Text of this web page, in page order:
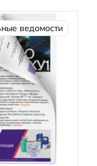
ведомости